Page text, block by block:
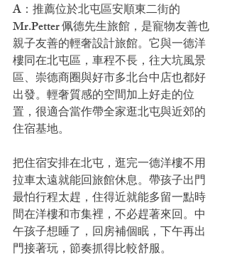
A：推薦位於北屯區安順東二街的
Mr.Petter 佩德先生旅館，是寵物友善也
親子友善的輕奢設計旅館。它與一德洋
樓同在北屯區，車程不長，往大坑風景
區、崇德商圈與好市多北台中店也都好
出發。輕奢質感的空間加上好走的位
置，很適合當作帶全家逛北屯與近郊的
住宿基地。
把住宿安排在北屯，逛完一德洋樓不用
拉車太遠就能回旅館休息。帶孩子出門
最怕行程太趕，住得近就能多留一點時
間在洋樓和市集裡，不必趕著來回。中
午孩子想睡了，回房補個眠，下午再出
門接著玩，節奏抓得比較舒服。